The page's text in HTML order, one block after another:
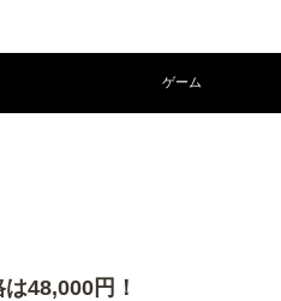
ゲーム
48,000円！